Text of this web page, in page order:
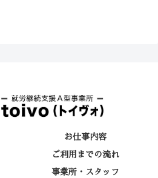
お仕事内容
ご利用までの流れ
事業所・スタッフ